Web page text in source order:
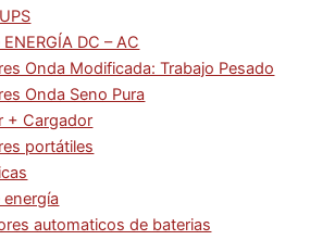
DC – AC
Onda Modificada: Trabajo Pesado
Onda Seno Pura
+ Cargador
portátiles
automaticos de baterias